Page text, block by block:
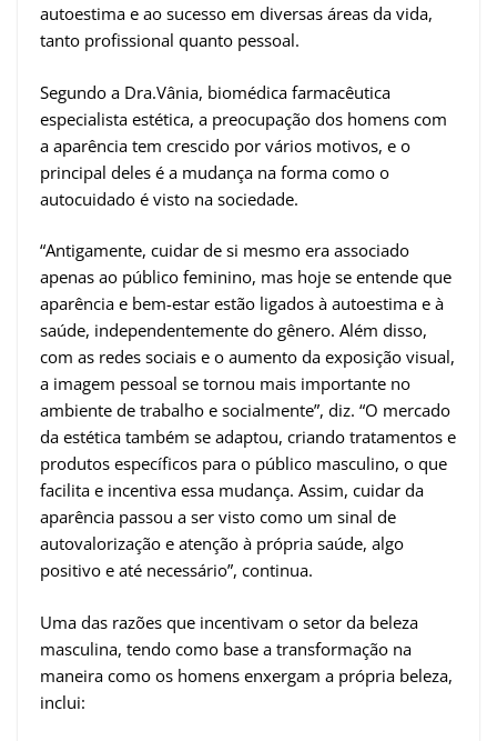
autoestima e ao sucesso em diversas áreas da vida,
tanto profissional quanto pessoal.
Segundo a Dra.Vânia, biomédica farmacêutica
especialista estética, a preocupação dos homens com
a aparência tem crescido por vários motivos, e o
principal deles é a mudança na forma como o
autocuidado é visto na sociedade.
“Antigamente, cuidar de si mesmo era associado
apenas ao público feminino, mas hoje se entende que
aparência e bem-estar estão ligados à autoestima e à
saúde, independentemente do gênero. Além disso,
com as redes sociais e o aumento da exposição visual,
a imagem pessoal se tornou mais importante no
ambiente de trabalho e socialmente”, diz. “O mercado
da estética também se adaptou, criando tratamentos e
produtos específicos para o público masculino, o que
facilita e incentiva essa mudança. Assim, cuidar da
aparência passou a ser visto como um sinal de
autovalorização e atenção à própria saúde, algo
positivo e até necessário”, continua.
Uma das razões que incentivam o setor da beleza
masculina, tendo como base a transformação na
maneira como os homens enxergam a própria beleza,
inclui: